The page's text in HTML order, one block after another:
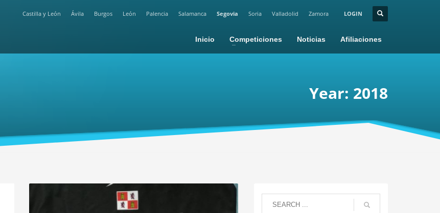
Castilla y León Ávila Burgos León Palencia Salamanca Segovia Soria Valladolid Zamora LOGIN
Inicio Competiciones Noticias Afiliaciones
Year: 2018